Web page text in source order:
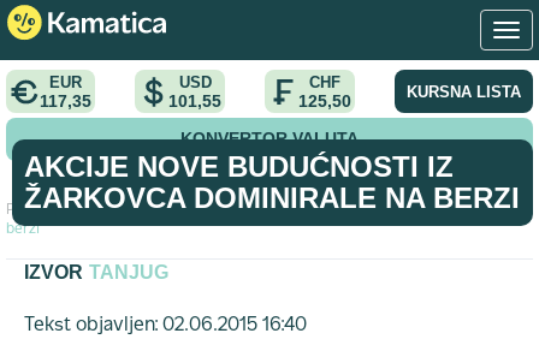
EUR
117,35
USD
101,55
CHF
125,50 KURSNA LISTA
KONVERTOR VALUTA
Početna > vest
Akcije Nove budućnosti iz Žarkovca dominirale na
berzi
AKCIJE NOVE BUDUĆNOSTI IZ
ŽARKOVCA DOMINIRALE NA BERZI
IZVOR TANJUG
Tekst objavljen: 02.06.2015 16:40